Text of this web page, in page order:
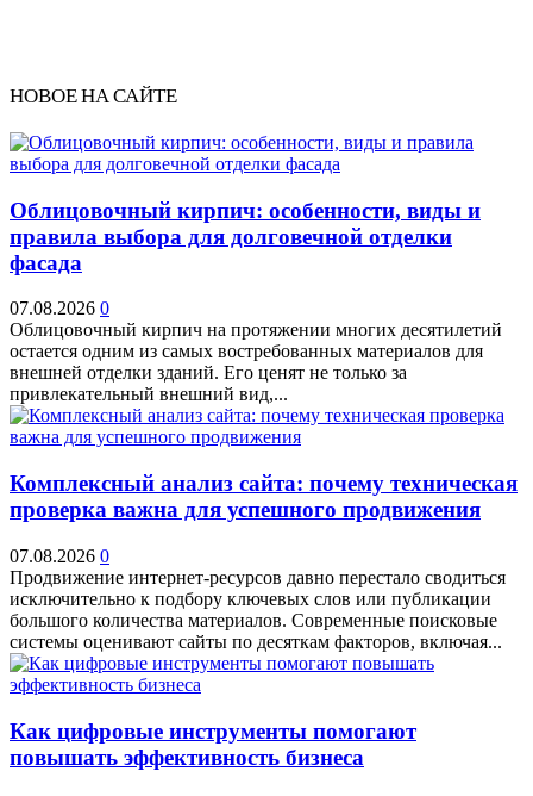
НОВОЕ НА САЙТЕ
Облицовочный кирпич: особенности, виды и
правила выбора для долговечной отделки
фасада
07.08.2026 0
Облицовочный кирпич на протяжении многих десятилетий
остается одним из самых востребованных материалов для
внешней отделки зданий. Его ценят не только за
привлекательный внешний вид,...
Комплексный анализ сайта: почему техническая
проверка важна для успешного продвижения
07.08.2026 0
Продвижение интернет-ресурсов давно перестало сводиться
исключительно к подбору ключевых слов или публикации
большого количества материалов. Современные поисковые
системы оценивают сайты по десяткам факторов, включая...
Как цифровые инструменты помогают
повышать эффективность бизнеса